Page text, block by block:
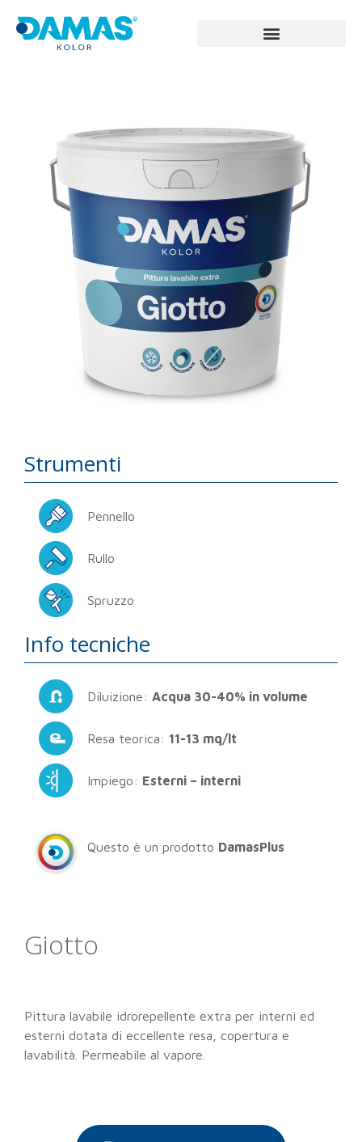
Strumenti
Pennello
Rullo
Spruzzo
Info tecniche
Diluizione: Acqua 30-40% in volume
Resa teorica: 11-13 mq/lt
Impiego: Esterni – interni
Questo è un prodotto DamasPlus
Giotto
Pittura lavabile idrorepellente extra per interni ed
esterni dotata di eccellente resa, copertura e
lavabilità. Permeabile al vapore.